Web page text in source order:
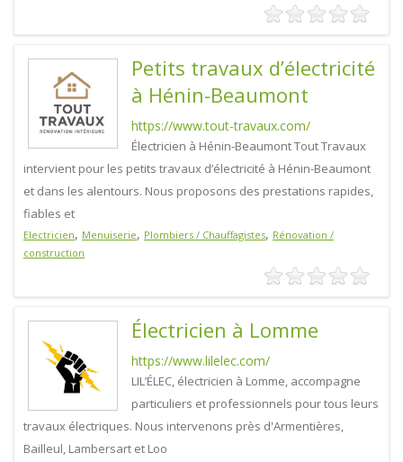
Petits travaux d’électricité
à Hénin-Beaumont
https://www.tout-travaux.com/
Électricien à Hénin-Beaumont Tout Travaux
intervient pour les petits travaux d’électricité à Hénin-Beaumont
et dans les alentours. Nous proposons des prestations rapides,
fiables et
Electricien, Menuiserie, Plombiers / Chauffagistes, Rénovation /
construction
Électricien à Lomme
https://www.lilelec.com/
LIL’ÉLEC, électricien à Lomme, accompagne
particuliers et professionnels pour tous leurs
travaux électriques. Nous intervenons près d'Armentières,
Bailleul, Lambersart et Loo